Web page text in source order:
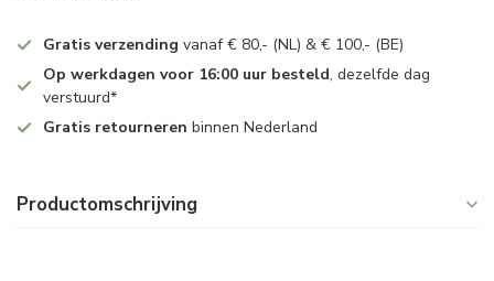
Gratis verzending vanaf € 80,- (NL) & € 100,- (BE)
Op werkdagen voor 16:00 uur besteld, dezelfde dag
verstuurd*
Gratis retourneren binnen Nederland
Productomschrijving